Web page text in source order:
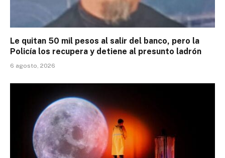
Le quitan 50 mil pesos al salir del banco, pero la
Policía los recupera y detiene al presunto ladrón
6 agosto, 2026